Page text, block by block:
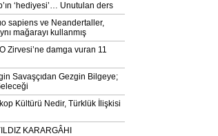
‘hediyesi’… Unutulan ders
sapiens ve Neandertaller,
mağarayı kullanmış
Zirvesi’ne damga vuran 11
Savaşçıdan Gezgin Bilgeye;
Kültürü Nedir, Türklük İlişkisi
KARARGÂHI